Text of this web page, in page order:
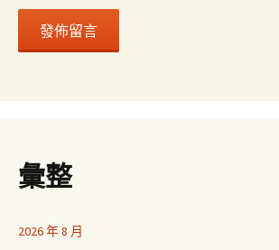
彙整
2026 年 8 月